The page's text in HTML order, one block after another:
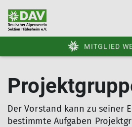
MITGLIED
Der Vorstand kann zu seiner
bestimmte Aufgaben